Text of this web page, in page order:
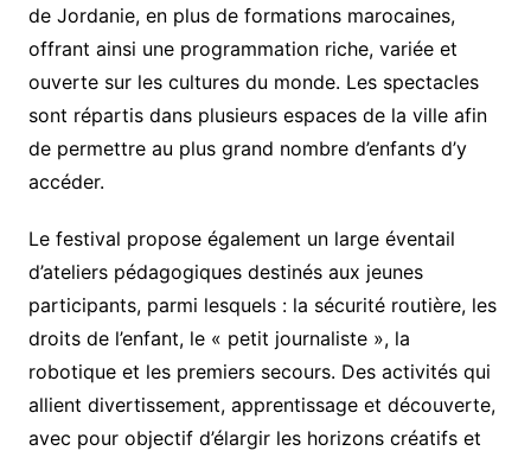
de Jordanie, en plus de formations marocaines,
offrant ainsi une programmation riche, variée et
ouverte sur les cultures du monde. Les spectacles
sont répartis dans plusieurs espaces de la ville afin
de permettre au plus grand nombre d’enfants d’y
accéder.
Le festival propose également un large éventail
d’ateliers pédagogiques destinés aux jeunes
participants, parmi lesquels : la sécurité routière, les
droits de l’enfant, le « petit journaliste », la
robotique et les premiers secours. Des activités qui
allient divertissement, apprentissage et découverte,
avec pour objectif d’élargir les horizons créatifs et